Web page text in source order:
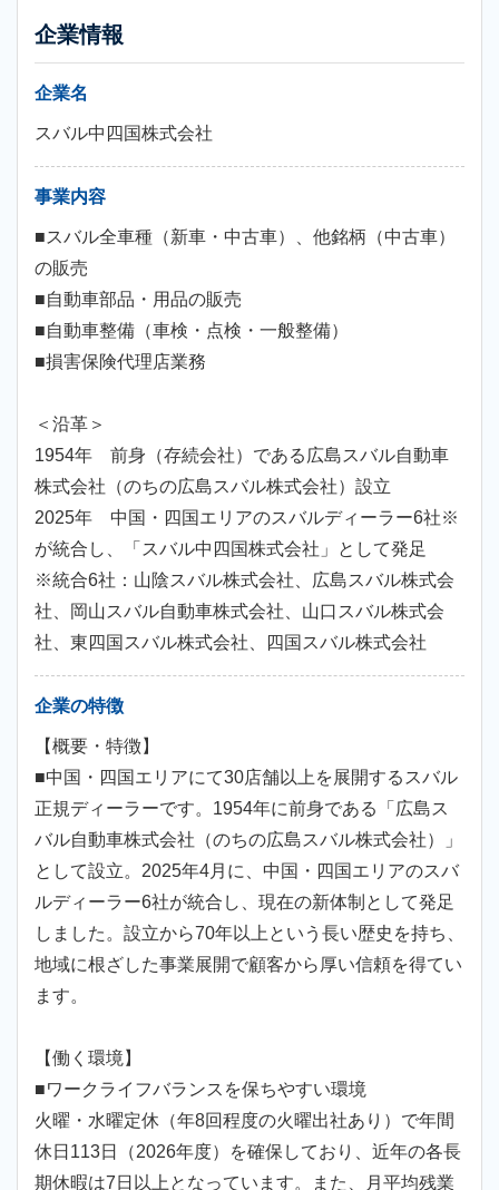
企業情報
企業名
スバル中四国株式会社
事業内容
■スバル全車種（新車・中古車）、他銘柄（中古車）
の販売
■自動車部品・用品の販売
■自動車整備（車検・点検・一般整備）
■損害保険代理店業務
＜沿革＞
1954年 前身（存続会社）である広島スバル自動車
株式会社（のちの広島スバル株式会社）設立
2025年 中国・四国エリアのスバルディーラー6社※
が統合し、「スバル中四国株式会社」として発足
※統合6社：山陰スバル株式会社、広島スバル株式会
社、岡山スバル自動車株式会社、山口スバル株式会
社、東四国スバル株式会社、四国スバル株式会社
企業の特徴
【概要・特徴】
■中国・四国エリアにて30店舗以上を展開するスバル
正規ディーラーです。1954年に前身である「広島ス
バル自動車株式会社（のちの広島スバル株式会社）」
として設立。2025年4月に、中国・四国エリアのスバ
ルディーラー6社が統合し、現在の新体制として発足
しました。設立から70年以上という長い歴史を持ち、
地域に根ざした事業展開で顧客から厚い信頼を得てい
ます。
【働く環境】
■ワークライフバランスを保ちやすい環境
火曜・水曜定休（年8回程度の火曜出社あり）で年間
休日113日（2026年度）を確保しており、近年の各長
期休暇は7日以上となっています。また、月平均残業